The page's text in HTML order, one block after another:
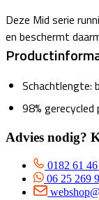
Deze Mid serie
en beschermt
Schachtlengte:
98%
Advies nodig?
0182 61
06 25 269